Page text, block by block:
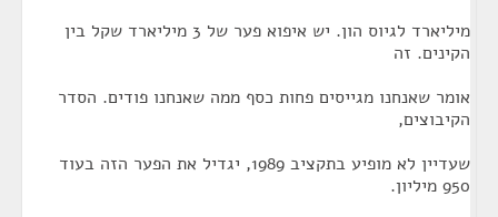
מיליארד לגיוס הון. יש איפוא פער של 3 מיליארד שקל בין
הקינים. זה
אומר שאנחנו מגייסים פחות כסף ממה שאנחנו פודים. הסדר
הקיבוצים,
שעדיין לא מופיע בתקציב 1989, יגדיל את הפער הזה בעוד
950 מיליון.